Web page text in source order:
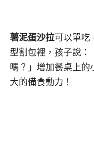
薯泥蛋沙拉可以單吃
型割包裡，孩子說：
嗎？」增加餐桌上的
大的備食動力！